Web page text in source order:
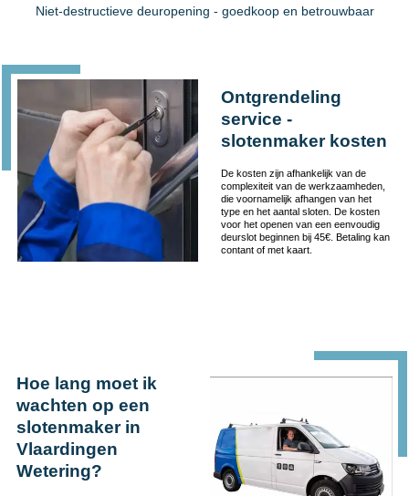
Niet-destructieve deuropening - goedkoop en betrouwbaar
Ontgrendeling
service -
slotenmaker kosten
De kosten zijn afhankelijk van de
complexiteit van de werkzaamheden,
die voornamelijk afhangen van het
type en het aantal sloten. De kosten
voor het openen van een eenvoudig
deurslot beginnen bij 45€. Betaling kan
contant of met kaart.
Hoe lang moet ik
wachten op een
slotenmaker in
Vlaardingen
Wetering?